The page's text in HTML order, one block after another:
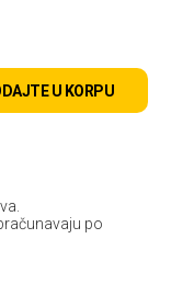
U KORPU
po